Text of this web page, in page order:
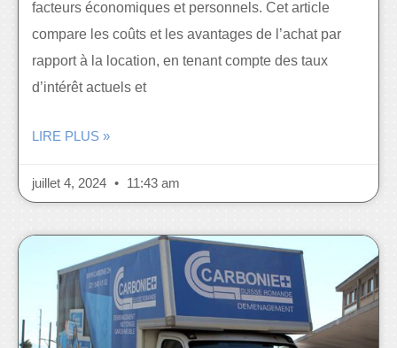
facteurs économiques et personnels. Cet article
compare les coûts et les avantages de l’achat par
rapport à la location, en tenant compte des taux
d’intérêt actuels et
LIRE PLUS »
juillet 4, 2024 11:43 am